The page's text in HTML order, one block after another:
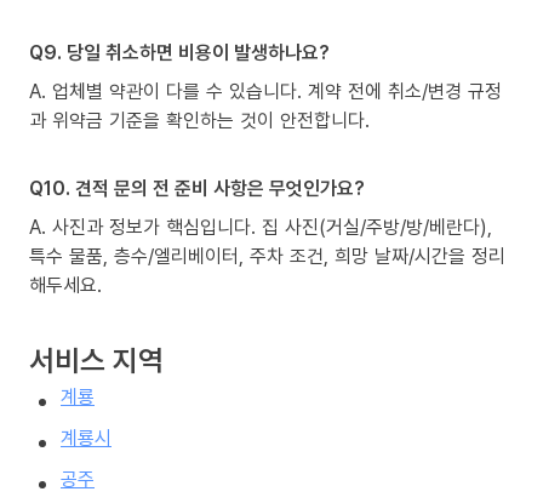
Q9. 당일 취소하면 비용이 발생하나요?
A. 업체별 약관이 다를 수 있습니다. 계약 전에 취소/변경 규정
과 위약금 기준을 확인하는 것이 안전합니다.
Q10. 견적 문의 전 준비 사항은 무엇인가요?
A. 사진과 정보가 핵심입니다. 집 사진(거실/주방/방/베란다),
특수 물품, 층수/엘리베이터, 주차 조건, 희망 날짜/시간을 정리
해두세요.
서비스 지역
계룡
계룡시
공주